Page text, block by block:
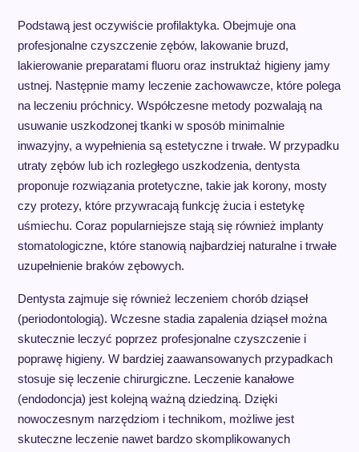
Podstawą jest oczywiście profilaktyka. Obejmuje ona
profesjonalne czyszczenie zębów, lakowanie bruzd,
lakierowanie preparatami fluoru oraz instruktaż higieny jamy
ustnej. Następnie mamy leczenie zachowawcze, które polega
na leczeniu próchnicy. Współczesne metody pozwalają na
usuwanie uszkodzonej tkanki w sposób minimalnie
inwazyjny, a wypełnienia są estetyczne i trwałe. W przypadku
utraty zębów lub ich rozległego uszkodzenia, dentysta
proponuje rozwiązania protetyczne, takie jak korony, mosty
czy protezy, które przywracają funkcję żucia i estetykę
uśmiechu. Coraz popularniejsze stają się również implanty
stomatologiczne, które stanowią najbardziej naturalne i trwałe
uzupełnienie braków zębowych.
Dentysta zajmuje się również leczeniem chorób dziąseł
(periodontologią). Wczesne stadia zapalenia dziąseł można
skutecznie leczyć poprzez profesjonalne czyszczenie i
poprawę higieny. W bardziej zaawansowanych przypadkach
stosuje się leczenie chirurgiczne. Leczenie kanałowe
(endodoncja) jest kolejną ważną dziedziną. Dzięki
nowoczesnym narzędziom i technikom, możliwe jest
skuteczne leczenie nawet bardzo skomplikowanych